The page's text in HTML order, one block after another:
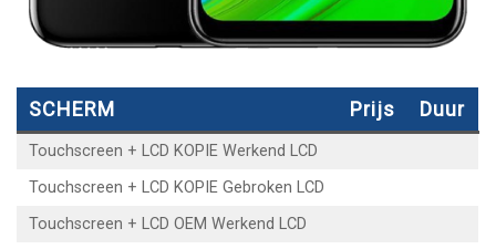
SCHERM Prijs Duur
Touchscreen + LCD KOPIE Werkend LCD
Touchscreen + LCD KOPIE Gebroken LCD
Touchscreen + LCD OEM Werkend LCD